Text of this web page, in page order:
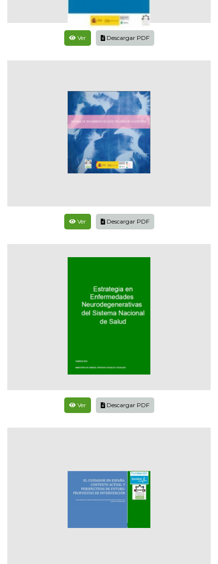
Ver Descargar PDF
Ver Descargar PDF
Ver Descargar PDF